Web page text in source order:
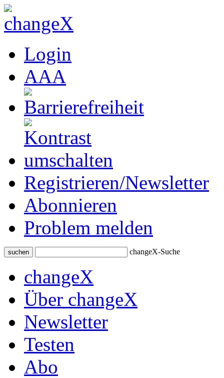
Login
AAA
Registrieren/Newsletter
Abonnieren
Problem melden
suchen changeX-Suche
changeX
Über changeX
Newsletter
Testen
Abo